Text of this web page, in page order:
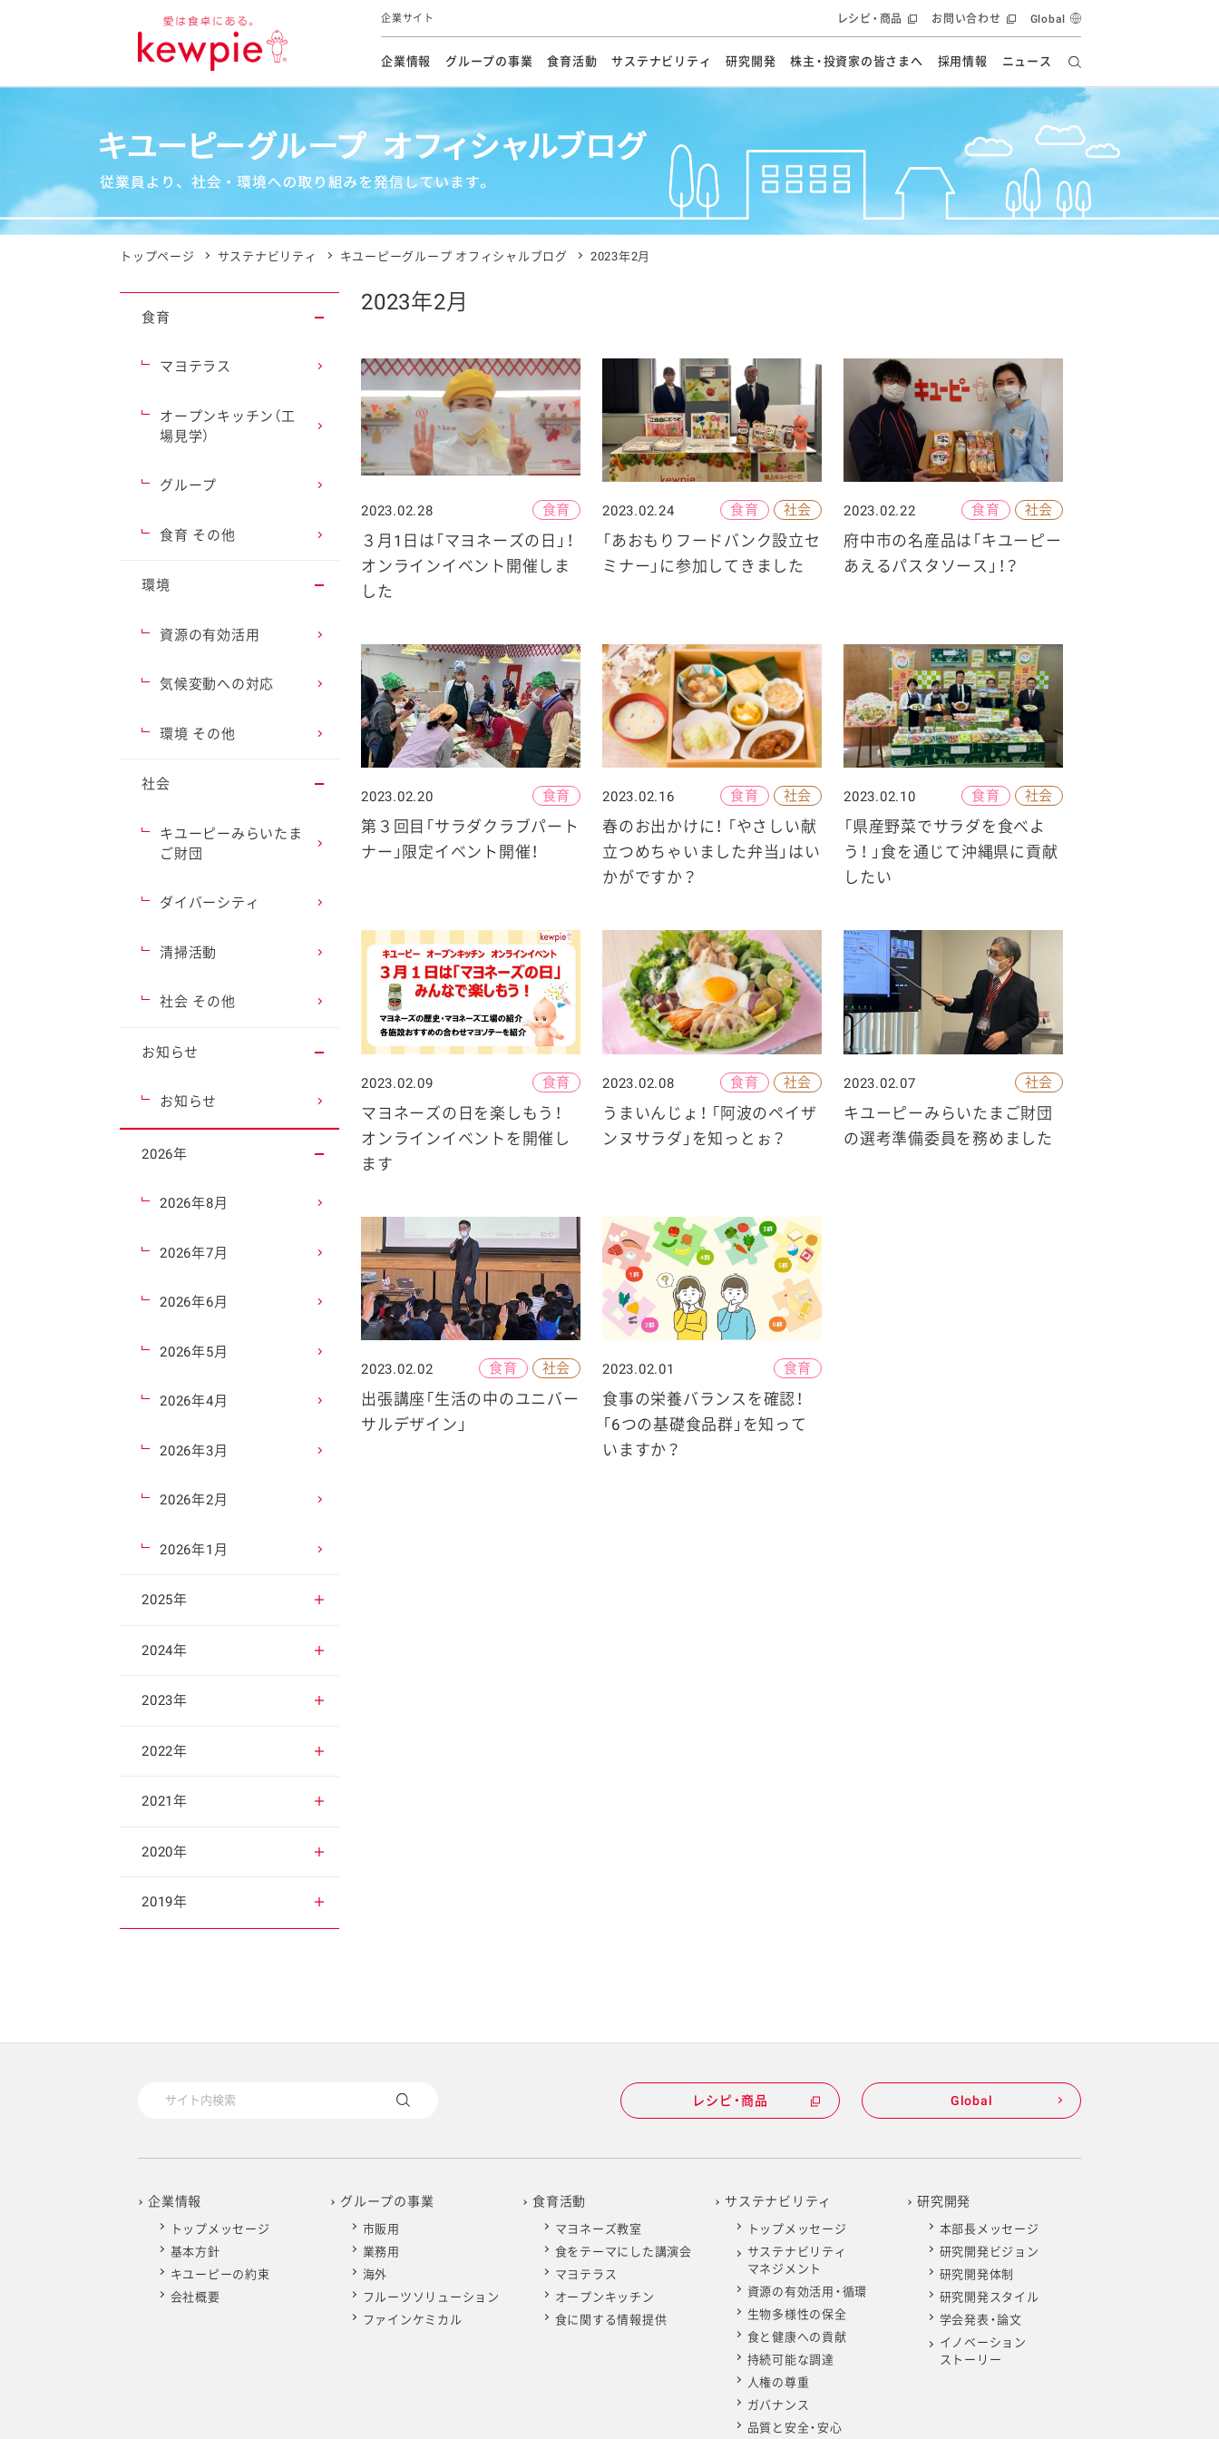
企業サイト
企業情報
トップメッセージ
グループの事業
市販用
ファインケミカル
食育活動
食育活動方針
食をテーマにした講演会 オープンキッチン（工場見学） マヨテラス（見学施設）
海外における食育活動 食に関する情報提供
オフィシャルブログ
サステナビリティ
トップメッセージ
気候変動への対応 生物多様性の保全 食と健康への貢献
持続可能な調達 ガバナンス
各種報告書
イニシアチブ・加盟団体 社会・環境活動の歴史
グループ各社の
統合報告書
研究開発
本部長メッセージ
技術ソリューション 研究開発スタイル 学会発表・論文 イノベーションストーリー
株主・投資家の皆さまへ
個人投資家の皆さまへ
IRライブラリ 株式情報 IRカレンダー
IRよくあるご質問 ディスクロージャーポリシー 電子公告 統合報告書
採用情報 ニュース
レシピ・商品
体験・エンタメ
お客様相談室 業務用商品 病院・施設用商品
お問い合わせ Global
2023年2月
食育
2023.02.28
３月1日は「マヨネーズの日」！
オンラインイベント開催しま
した
食育 社会
2023.02.24
「あおもりフードバンク設立セ
ミナー」に参加してきました
食育 社会
2023.02.22
府中市の名産品は「キユーピー
あえるパスタソース」！？
食育
2023.02.20
第３回目「サラダクラブパート
ナー」限定イベント開催！
食育 社会
2023.02.16
春のお出かけに！ 「やさしい献
立つめちゃいました弁当」はい
かがですか？
食育 社会
2023.02.10
「県産野菜でサラダを食べよ
う！ 」食を通じて沖縄県に貢献
したい
食育
2023.02.09
マヨネーズの日を楽しもう！
オンラインイベントを開催し
ます
食育 社会
2023.02.08
うまいんじょ！ 「阿波のペイザ
ンヌサラダ」を知っとぉ？
社会
2023.02.07
キユーピーみらいたまご財団
の選考準備委員を務めました
食育 社会
2023.02.02
出張講座「生活の中のユニバー
サルデザイン」
食育
2023.02.01
食事の栄養バランスを確認！
「6つの基礎食品群」を知って
いますか？
食育
マヨテラス
オープンキッチン（工
場見学）
グループ
食育 その他
環境
資源の有効活用
気候変動への対応
環境 その他
社会
キユーピーみらいたま
ご財団
ダイバーシティ
清掃活動
社会 その他
お知らせ
お知らせ
2026年
2026年8月
2026年7月
2026年6月
2026年5月
2026年4月
2026年3月
2026年2月
2026年1月
2025年
2025年12月
2025年11月
2025年10月
2025年9月
2025年8月
2025年7月
2025年4月
2025年3月
2025年1月
2024年
2024年12月
2024年11月
2024年10月
2024年9月
2024年8月
2024年5月
2024年4月
2024年2月
2024年1月
2023年
2023年12月
2023年11月
2023年10月
2023年9月
2023年6月
2023年5月
2023年3月
2023年2月
2023年1月
2022年
2022年12月
2022年11月
2022年10月
2022年7月
2022年6月
2022年4月
2022年3月
2022年2月
2021年
2021年12月
2021年11月
2021年7月
2021年5月
2021年4月
2021年3月
2020年
2020年12月
2020年8月
2020年6月
2020年5月
2020年4月
2019年
2019年9月
2019年7月
2019年6月
2019年5月
トップページ サステナビリティ キユーピーグループ オフィシャルブログ 2023年2月
レシピ・商品 Global
企業情報
トップメッセージ
基本方針
キユーピーの約束
会社概要
グループの事業
市販用
業務用
海外
フルーツソリューション
ファインケミカル
食育活動
マヨネーズ教室
食をテーマにした講演会
マヨテラス
オープンキッチン
食に関する情報提供
サステナビリティ
トップメッセージ
サステナビリティ
マネジメント
資源の有効活用・循環
生物多様性の保全
食と健康への貢献
持続可能な調達
人権の尊重
ガバナンス
品質と安全・安心
研究開発
本部長メッセージ
研究開発ビジョン
研究開発体制
研究開発スタイル
学会発表・論文
イノベーション
ストーリー